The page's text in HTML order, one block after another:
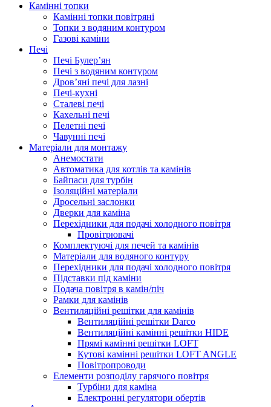
Камінні топки
Камінні топки повітряні
Топки з водяним контуром
Газові каміни
Печі
Печі Булер’ян
Печі з водяним контуром
Дров’яні печі для лазні
Печі-кухні
Сталеві печі
Кахельні печі
Пелетні печі
Чавунні печі
Матеріали для монтажу
Анемостати
Автоматика для котлів та камінів
Байпаси для турбін
Ізоляційні матеріали
Дросельні заслонки
Дверки для каміна
Перехідники для подачі холодного повітря
Провітрювачі
Комплектуючі для печей та камінів
Матеріали для водяного контуру
Перехідники для подачі холодного повітря
Підставки під каміни
Подача повітря в камін/піч
Рамки для камінів
Вентиляційні решітки для камінів
Вентиляційні решітки Darco
Вентиляційні камінні решітки HIDE
Прямі камінні решітки LOFT
Кутові камінні решітки LOFT ANGLE
Повітропроводи
Елементи розподілу гарячого повітря
Турбіни для каміна
Електронні регулятори обертів